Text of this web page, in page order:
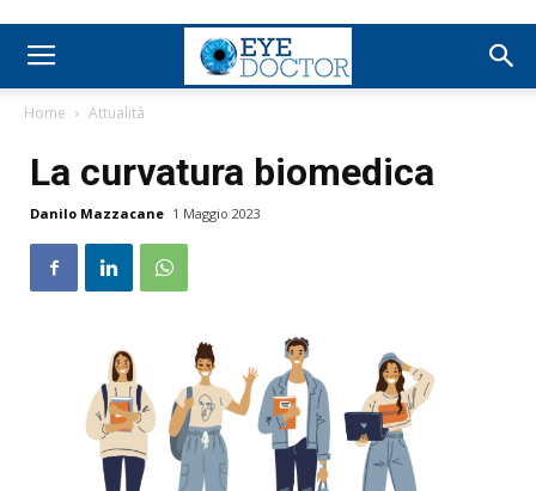
Home Attualità
La curvatura biomedica
Danilo Mazzacane 1 Maggio 2023